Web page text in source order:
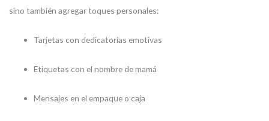
sino también agregar toques personales:
Tarjetas con dedicatorias emotivas
Etiquetas con el nombre de mamá
Mensajes en el empaque o caja